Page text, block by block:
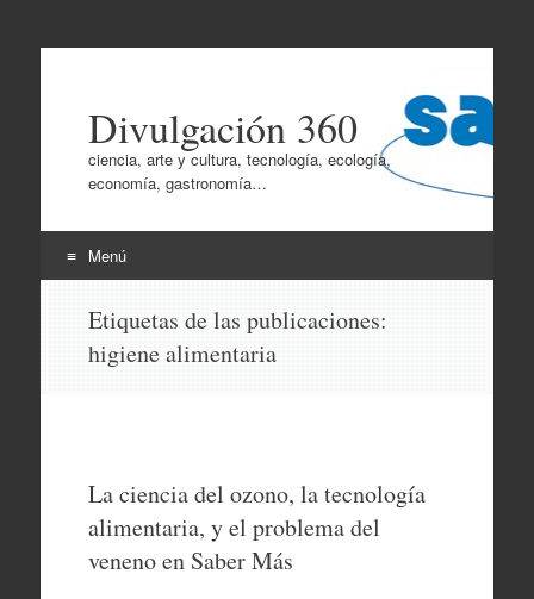
Divulgación 360
ciencia, arte y cultura, tecnología, ecología,
economía, gastronomía…
Menú
contenido
Etiquetas de las publicaciones:
higiene alimentaria
La ciencia del ozono, la tecnología
alimentaria, y el problema del
veneno en Saber Más